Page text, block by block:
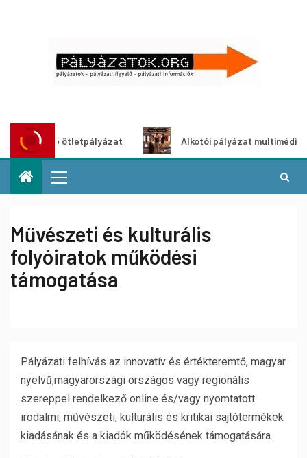
ötletpályázat Alkotói pályázat multimédia-
Művészeti és kulturális
folyóiratok működési
támogatása
Pályázati felhívás az innovatív és értékteremtő, magyar
nyelvű,magyarországi országos vagy regionális
szereppel rendelkező online és/vagy nyomtatott
irodalmi, művészeti, kulturális és kritikai sajtótermékek
kiadásának és a kiadók működésének támogatására.